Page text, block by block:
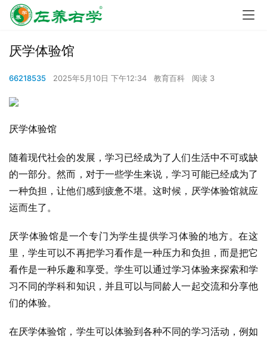
厌学体验馆
66218535 2025年5月10日 下午12:34 教育百科 阅读 3
厌学体验馆
随着现代社会的发展，学习已经成为了人们生活中不可或缺
的一部分。然而，对于一些学生来说，学习可能已经成为了
一种负担，让他们感到疲惫不堪。这时候，厌学体验馆就应
运而生了。
厌学体验馆是一个专门为学生提供学习体验的地方。在这
里，学生可以不再把学习看作是一种压力和负担，而是把它
看作是一种乐趣和享受。学生可以通过学习体验来探索和学
习不同的学科和知识，并且可以与同龄人一起交流和分享他
们的体验。
在厌学体验馆，学生可以体验到各种不同的学习活动，例如